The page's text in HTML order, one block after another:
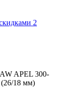
APEL 300-
18 мм)